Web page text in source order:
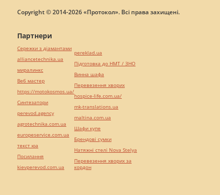
Copyright © 2014-2026 «Протокол». Всі права захищені.
Партнери
Сережки з діамантами
alliancetechnika.ua
миралинкс
Веб мастер
https://motokosmos.ua/
Синтезатори
perevod.agency
agrotechnika.com.ua
europeservice.com.ua
текст юа
Посилання
kievperevod.com.ua
pereklad.ua
Підготовка до НМТ / ЗНО
Винна шафа
Перевезення хворих
hospice-life.com.ua/
mk-translations.ua
maltina.com.ua
Шафи купе
Брендові сумки
Натяжні стелі Nova Stelya
Перевезення хворих за
кордон